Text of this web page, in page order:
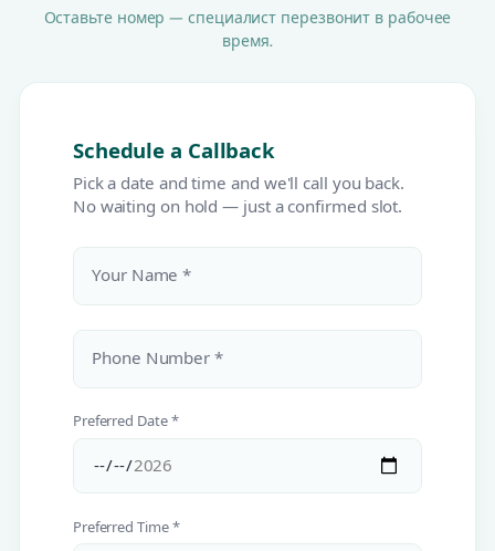
Оставьте номер — специалист перезвонит в рабочее
время.
Schedule a Callback
Pick a date and time and we'll call you back.
No waiting on hold — just a confirmed slot.
Your Name *
Phone Number *
Preferred Date *
Preferred Time *